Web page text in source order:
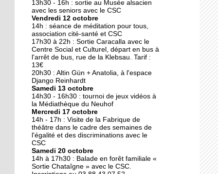
19 octobre 2017
Face au challenge du
numérique
19 octobre 2017
La précarité tue
18 octobre 2017
Quatre décennies au
chevet du Neuhof
18 octobre 2017
13h30 - 16h : sortie au Musée alsacien
avec les seniors avec le CSC
Vendredi 12 octobre
14h : séance de méditation pour tous,
association cité-santé et CSC
17h30 à 22h : Sortie Caracalla avec le
Centre Social et Culturel, départ en bus à
l'arrêt de bus, rue de la Klebsau. Tarif :
13€
20h30 : Altin Gün + Anatolia, à l'espace
Django Reinhardt
Samedi 13 octobre
14h30 - 16h30 : tournoi de jeux vidéos à
la Médiathèque du Neuhof
Mercredi 17 octobre
14h - 17h : Visite de la Fabrique de
théâtre dans le cadre des semaines de
l'égalité et des discriminations avec le
CSC
Samedi 20 octobre
14h à 17h30 : Balade en forêt familiale «
Sortie Chataîgne » avec le CSC.